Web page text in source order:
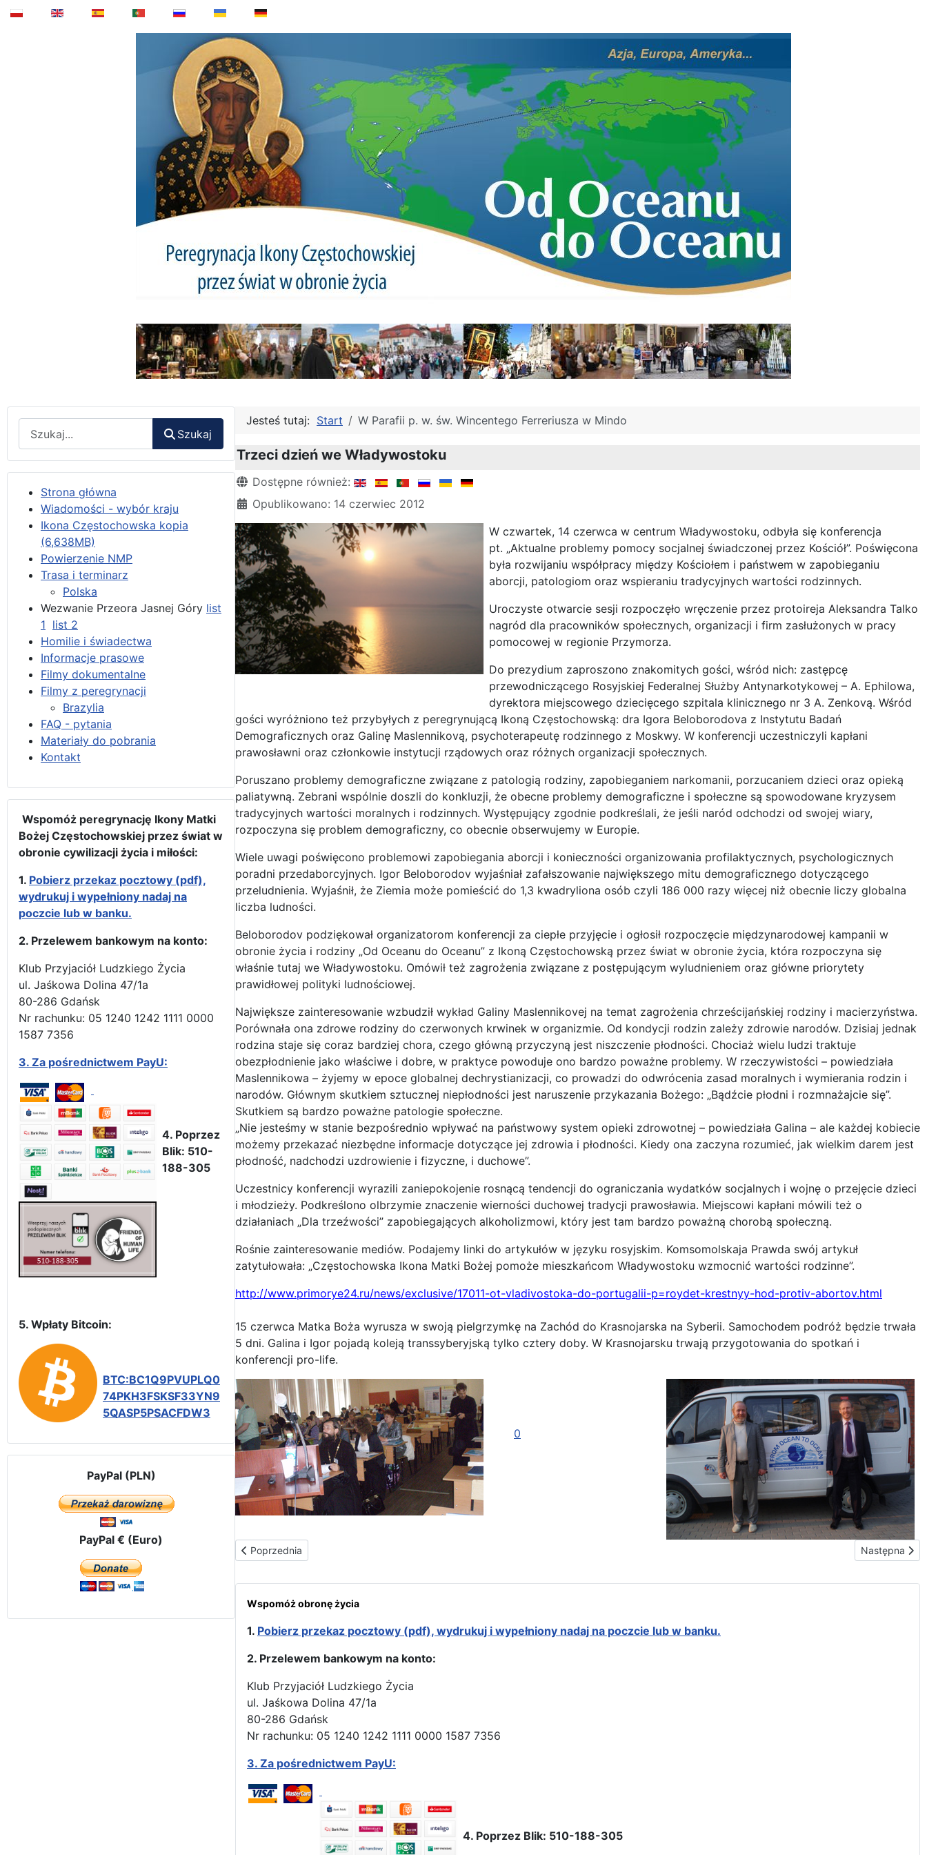
Szukaj
Strona główna
Wiadomości - wybór kraju
Ikona Częstochowska kopia
(6,638MB)
Powierzenie NMP
Trasa i terminarz
Polska
Wezwanie Przeora Jasnej Góry list
1 list 2
Homilie i świadectwa
Informacje prasowe
Filmy dokumentalne
Filmy z peregrynacji
Brazylia
FAQ - pytania
Materiały do pobrania
Kontakt
Wspomóż peregrynację Ikony Matki
Bożej Częstochowskiej przez świat w
obronie cywilizacji życia i miłości:
1. Pobierz przekaz pocztowy (pdf),
wydrukuj i wypełniony nadaj na
poczcie lub w banku.
2. Przelewem bankowym na konto:
Klub Przyjaciół Ludzkiego Życia
ul. Jaśkowa Dolina 47/1a
80-286 Gdańsk
Nr rachunku: 05 1240 1242 1111 0000
1587 7356
3. Za pośrednictwem PayU:
4. Poprzez
Blik: 510-
188-305
5. Wpłaty Bitcoin:
BTC:BC1Q9PVUPLQ0
74PKH3FSKSF33YN9
5QASP5PSACFDW3
PayPal (PLN)
PayPal € (Euro)
Jesteś tutaj: Start W Parafii p. w. św. Wincentego Ferreriusza w Mindo
Trzeci dzień we Władywostoku
Szczegóły
Dostępne również:
Opublikowano: 14 czerwiec 2012
W czwartek, 14 czerwca w centrum Władywostoku, odbyła się konferencja
pt. „Aktualne problemy pomocy socjalnej świadczonej przez Kościół”. Poświęcona
była rozwijaniu współpracy między Kościołem i państwem w zapobieganiu
aborcji, patologiom oraz wspieraniu tradycyjnych wartości rodzinnych.
Uroczyste otwarcie sesji rozpoczęło wręczenie przez protoireja Aleksandra Talko
nagród dla pracowników społecznych, organizacji i firm zasłużonych w pracy
pomocowej w regionie Przymorza.
Do prezydium zaproszono znakomitych gości, wśród nich: zastępcę
przewodniczącego Rosyjskiej Federalnej Służby Antynarkotykowej – A. Ephilowa,
dyrektora miejscowego dziecięcego szpitala klinicznego nr 3 A. Zenkovą. Wśród
gości wyróżniono też przybyłych z peregrynującą Ikoną Częstochowską: dra Igora Beloborodova z Instytutu Badań
Demograficznych oraz Galinę Maslennikovą, psychoterapeutę rodzinnego z Moskwy. W konferencji uczestniczyli kapłani
prawosławni oraz członkowie instytucji rządowych oraz różnych organizacji społecznych.
Poruszano problemy demograficzne związane z patologią rodziny, zapobieganiem narkomanii, porzucaniem dzieci oraz opieką
paliatywną. Zebrani wspólnie doszli do konkluzji, że obecne problemy demograficzne i społeczne są spowodowane kryzysem
tradycyjnych wartości moralnych i rodzinnych. Występujący zgodnie podkreślali, że jeśli naród odchodzi od swojej wiary,
rozpoczyna się problem demograficzny, co obecnie obserwujemy w Europie.
Wiele uwagi poświęcono problemowi zapobiegania aborcji i konieczności organizowania profilaktycznych, psychologicznych
poradni przedaborcyjnych. Igor Beloborodov wyjaśniał zafałszowanie największego mitu demograficznego dotyczącego
przeludnienia. Wyjaśnił, że Ziemia może pomieścić do 1,3 kwadryliona osób czyli 186 000 razy więcej niż obecnie liczy globalna
liczba ludności.
Beloborodov podziękował organizatorom konferencji za ciepłe przyjęcie i ogłosił rozpoczęcie międzynarodowej kampanii w
obronie życia i rodziny „Od Oceanu do Oceanu” z Ikoną Częstochowską przez świat w obronie życia, która rozpoczyna się
właśnie tutaj we Władywostoku. Omówił też zagrożenia związane z postępującym wyludnieniem oraz główne priorytety
prawidłowej polityki ludnościowej.
Największe zainteresowanie wzbudził wykład Galiny Maslennikovej na temat zagrożenia chrześcijańskiej rodziny i macierzyństwa.
Porównała ona zdrowe rodziny do czerwonych krwinek w organizmie. Od kondycji rodzin zależy zdrowie narodów. Dzisiaj jednak
rodzina staje się coraz bardziej chora, czego główną przyczyną jest niszczenie płodności. Chociaż wielu ludzi traktuje
obezpłodnienie jako właściwe i dobre, w praktyce powoduje ono bardzo poważne problemy. W rzeczywistości – powiedziała
Maslennikowa – żyjemy w epoce globalnej dechrystianizacji, co prowadzi do odwrócenia zasad moralnych i wymierania rodzin i
narodów. Głównym skutkiem sztucznej niepłodności jest naruszenie przykazania Bożego: „Bądźcie płodni i rozmnażajcie się”.
Skutkiem są bardzo poważne patologie społeczne.
„Nie jesteśmy w stanie bezpośrednio wpływać na państwowy system opieki zdrowotnej – powiedziała Galina – ale każdej kobiecie
możemy przekazać niezbędne informacje dotyczące jej zdrowia i płodności. Kiedy ona zaczyna rozumieć, jak wielkim darem jest
płodność, nadchodzi uzdrowienie i fizyczne, i duchowe”.
Uczestnicy konferencji wyrazili zaniepokojenie rosnącą tendencji do ograniczania wydatków socjalnych i wojnę o przejęcie dzieci
i młodzieży. Podkreślono olbrzymie znaczenie wierności duchowej tradycji prawosławia. Miejscowi kapłani mówili też o
działaniach „Dla trzeźwości” zapobiegających alkoholizmowi, który jest tam bardzo poważną chorobą społeczną.
Rośnie zainteresowanie mediów. Podajemy linki do artykułów w języku rosyjskim. Komsomolskaja Prawda swój artykuł
zatytułowała: „Częstochowska Ikona Matki Bożej pomoże mieszkańcom Władywostoku wzmocnić wartości rodzinne”.
http://www.primorye24.ru/news/exclusive/17011-ot-vladivostoka-do-portugalii-p=roydet-krestnyy-hod-protiv-abortov.html
15 czerwca Matka Boża wyrusza w swoją pielgrzymkę na Zachód do Krasnojarska na Syberii. Samochodem podróż będzie trwała
5 dni. Galina i Igor pojadą koleją transsyberyjską tylko cztery doby. W Krasnojarsku trwają przygotowania do spotkań i
konferencji pro-life.
0
Poprzednia strona: Z dalekiego Władywostoku osobisty list Galiny Maslennikowej
Poprzednia Następna
Następna
Wspomóż obronę życia
1. Pobierz przekaz pocztowy (pdf), wydrukuj i wypełniony nadaj na poczcie lub w banku.
2. Przelewem bankowym na konto:
Klub Przyjaciół Ludzkiego Życia
ul. Jaśkowa Dolina 47/1a
80-286 Gdańsk
Nr rachunku: 05 1240 1242 1111 0000 1587 7356
3. Za pośrednictwem PayU:
4. Poprzez Blik: 510-188-305